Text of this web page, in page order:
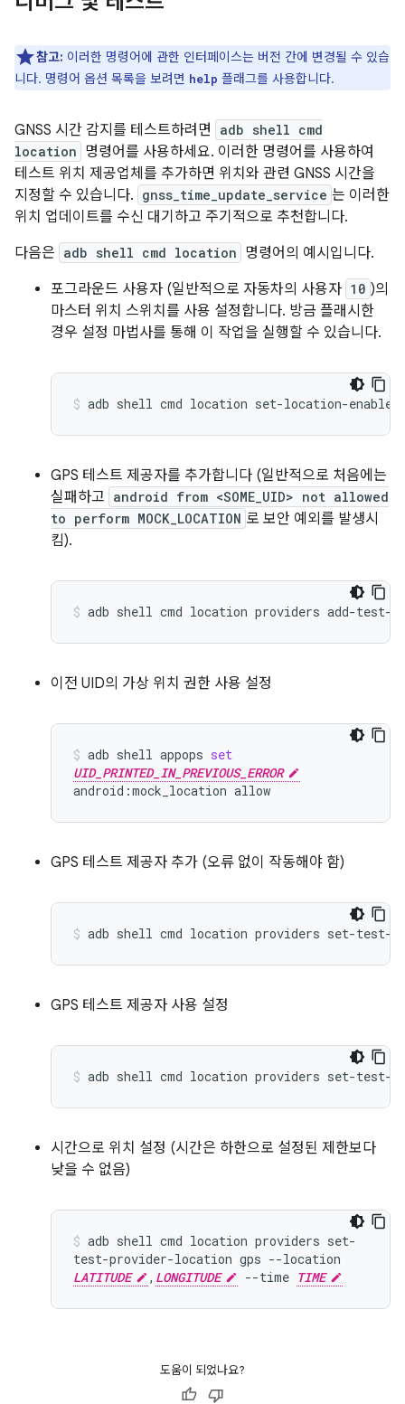
참고: 이러한 명령어에 관한 인터페이스는 버전 간에 변경될 수 있습
니다. 명령어 옵션 목록을 보려면 help 플래그를 사용합니다.
GNSS 시간 감지를 테스트하려면
adb shell cmd
location 명령어를 사용하세요. 이러한 명령어를 사용하여
테스트 위치 제공업체를 추가하면 위치와 관련 GNSS 시간을
지정할 수 있습니다. gnss_time_update_service 는 이러한
위치 업데이트를 수신 대기하고 주기적으로 추천합니다.
다음은 adb shell cmd location 명령어의 예시입니다.
포그라운드 사용자 (일반적으로 자동차의 사용자 10 )의
마스터 위치 스위치를 사용 설정합니다. 방금 플래시한
경우 설정 마법사를 통해 이 작업을 실행할 수 있습니다.
adb shell cmd location set-location-enabled
GPS 테스트 제공자를 추가합니다 (일반적으로 처음에는
실패하고 android from <SOME_UID> not allowed
to perform MOCK_LOCATION 로 보안 예외를 발생시
킴).
adb shell cmd location providers add-test-
이전 UID의 가상 위치 권한 사용 설정
adb shell appops set
UID_PRINTED_IN_PREVIOUS_ERROR
android:mock_location allow
GPS 테스트 제공자 추가 (오류 없이 작동해야 함)
adb shell cmd location providers set-test-
GPS 테스트 제공자 사용 설정
adb shell cmd location providers set-test-
시간으로 위치 설정 (시간은 하한으로 설정된 제한보다
낮을 수 없음)
adb shell cmd location providers set-
test-provider-location gps --location
LATITUDE
, LONGITUDE --time TIME
도움이 되었나요?